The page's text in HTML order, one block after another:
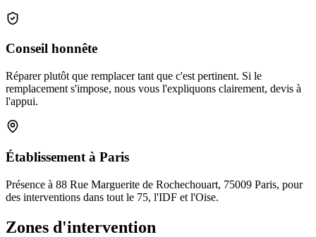
Conseil honnête
Réparer plutôt que remplacer tant que c'est pertinent. Si le
remplacement s'impose, nous vous l'expliquons clairement, devis à
l'appui.
Établissement à Paris
Présence à 88 Rue Marguerite de Rochechouart, 75009 Paris, pour
des interventions dans tout le 75, l'IDF et l'Oise.
Zones d'intervention